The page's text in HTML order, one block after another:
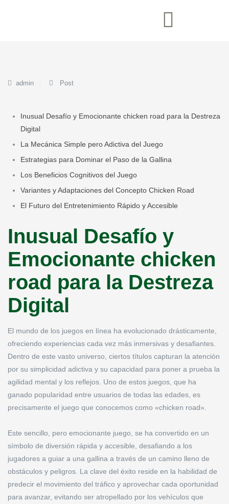
admin Post
Inusual Desafío y Emocionante chicken road para la Destreza
Digital
La Mecánica Simple pero Adictiva del Juego
Estrategias para Dominar el Paso de la Gallina
Los Beneficios Cognitivos del Juego
Variantes y Adaptaciones del Concepto Chicken Road
El Futuro del Entretenimiento Rápido y Accesible
Inusual Desafío y
Emocionante chicken
road para la Destreza
Digital
El mundo de los juegos en línea ha evolucionado drásticamente,
ofreciendo experiencias cada vez más inmersivas y desafiantes.
Dentro de este vasto universo, ciertos títulos capturan la atención
por su simplicidad adictiva y su capacidad para poner a prueba la
agilidad mental y los reflejos. Uno de estos juegos, que ha
ganado popularidad entre usuarios de todas las edades, es
precisamente el juego que conocemos como «chicken road».
Este sencillo, pero emocionante juego, se ha convertido en un
símbolo de diversión rápida y accesible, desafiando a los
jugadores a guiar a una gallina a través de un camino lleno de
obstáculos y peligros. La clave del éxito reside en la habilidad de
predecir el movimiento del tráfico y aprovechar cada oportunidad
para avanzar, evitando ser atropellado por los vehículos que